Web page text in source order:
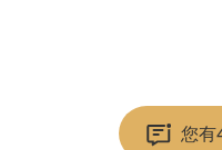
您有